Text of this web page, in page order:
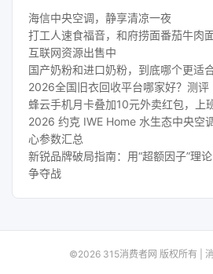
海信中央空调，静享清凉一夜
打工人速食福音，和府捞面番茄牛肉面
互联网资源出售中
国产奶粉和进口奶粉，到底哪个更适
2026全国旧衣回收平台哪家好？测评
蜂云手机月卡叠加10元外卖红包，上
2026 约克 IWE Home 水生态中央空
心参数汇总
新锐品牌破局指南：用“超额因子”理
争夺战
©2026 315消费者网 版权所有 |